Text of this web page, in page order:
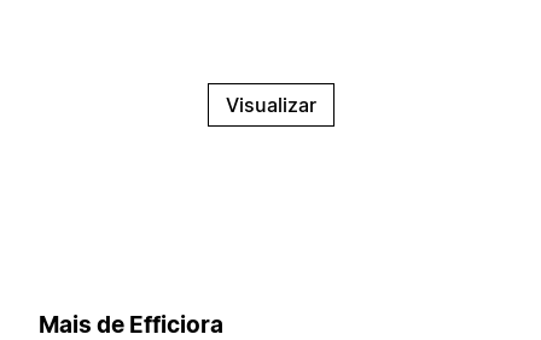
Visualizar
Mais de Efficiora